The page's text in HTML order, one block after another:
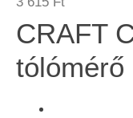
CRAFT
tólómérő